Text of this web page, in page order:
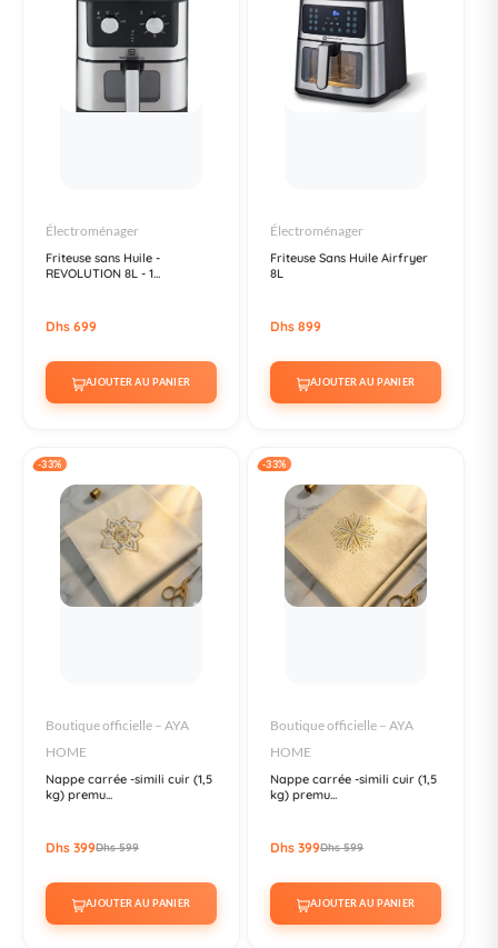
Électroménager
Friteuse sans Huile -
REVOLUTION 8L - 1...
Dhs 699
AJOUTER AU PANIER
Électroménager
Friteuse Sans Huile Airfryer
8L
Dhs 899
AJOUTER AU PANIER
-33%
Boutique officielle – AYA
HOME
Nappe carrée -simili cuir (1,5
kg) premu...
Dhs 399Dhs 599
AJOUTER AU PANIER
-33%
Boutique officielle – AYA
HOME
Nappe carrée -simili cuir (1,5
kg) premu...
Dhs 399Dhs 599
AJOUTER AU PANIER